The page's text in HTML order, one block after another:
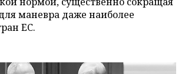
маневра даже наиболее
ЕС.